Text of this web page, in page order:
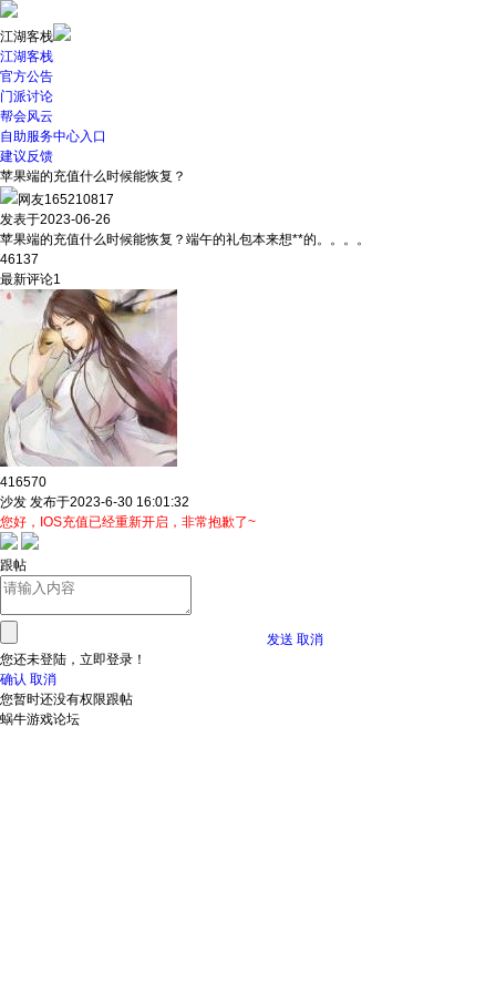
江湖客栈
江湖客栈
官方公告
门派讨论
帮会风云
自助服务中心入口
建议反馈
苹果端的充值什么时候能恢复？
网友165210817
发表于2023-06-26
苹果端的充值什么时候能恢复？端午的礼包本来想**的。。。。
46137
最新评论1
416570
沙发 发布于2023-6-30 16:01:32
您好，IOS充值已经重新开启，非常抱歉了~
跟帖
发送 取消
您还未登陆，立即登录！
确认 取消
您暂时还没有权限跟帖
蜗牛游戏论坛